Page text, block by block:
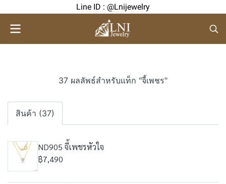
Line ID : @Lnijewelry
37 ผลลัพธ์สำหรับแท็ก "จี้เพชร"
สินค้า (37)
ND905 จี้เพชรหัวใจ
฿7,490